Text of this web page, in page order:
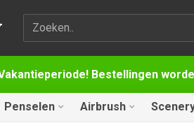
Bestellingen
Zoekterm
Penselen Airbrush